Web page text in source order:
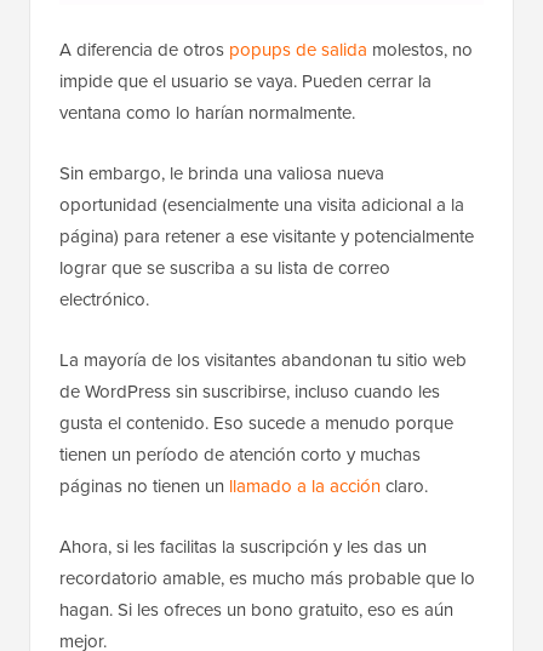
A diferencia de otros popups de salida molestos, no
impide que el usuario se vaya. Pueden cerrar la
ventana como lo harían normalmente.
Sin embargo, le brinda una valiosa nueva
oportunidad (esencialmente una visita adicional a la
página) para retener a ese visitante y potencialmente
lograr que se suscriba a su lista de correo
electrónico.
La mayoría de los visitantes abandonan tu sitio web
de WordPress sin suscribirse, incluso cuando les
gusta el contenido. Eso sucede a menudo porque
tienen un período de atención corto y muchas
páginas no tienen un llamado a la acciónclaro.
Ahora, si les facilitas la suscripción y les das un
recordatorio amable, es mucho más probable que lo
hagan. Si les ofreces un bono gratuito, eso es aún
mejor.